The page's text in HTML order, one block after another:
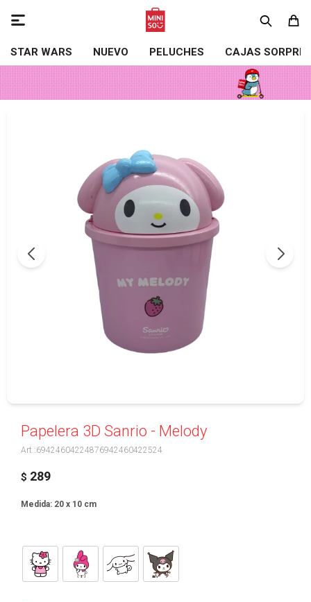
STAR WARS NUEVO PELUCHES CAJAS

Papelera 3D Sanrio - Melody
69424604224876942460422524
$ 289
Medida: 20 x 10 cm